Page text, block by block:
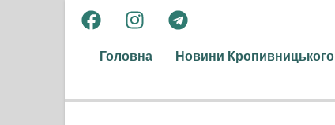
Головна Новини Кропивницького